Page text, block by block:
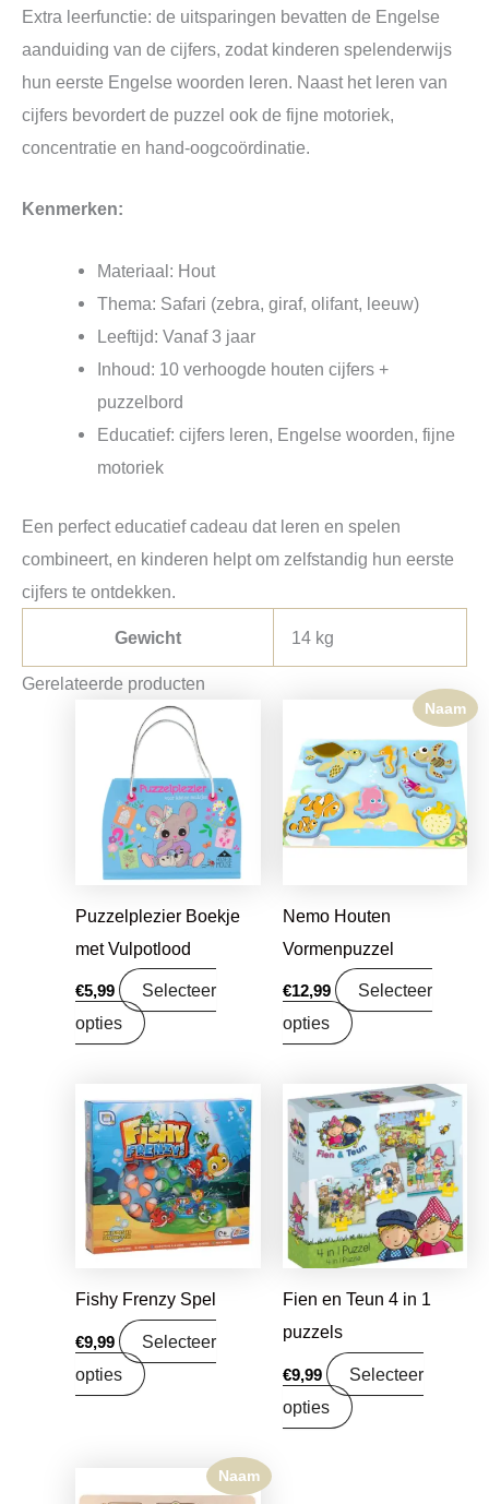
Extra leerfunctie: de uitsparingen bevatten de Engelse
aanduiding van de cijfers, zodat kinderen spelenderwijs
hun eerste Engelse woorden leren. Naast het leren van
cijfers bevordert de puzzel ook de fijne motoriek,
concentratie en hand-oogcoördinatie.
Kenmerken:
Materiaal: Hout
Thema: Safari (zebra, giraf, olifant, leeuw)
Leeftijd: Vanaf 3 jaar
Inhoud: 10 verhoogde houten cijfers +
puzzelbord
Educatief: cijfers leren, Engelse woorden, fijne
motoriek
Een perfect educatief cadeau dat leren en spelen
combineert, en kinderen helpt om zelfstandig hun eerste
cijfers te ontdekken.
Gewicht 14 kg
Gerelateerde producten
Puzzelplezier Boekje
met Vulpotlood
€5,99
Selecteer
opties
Naam
Nemo Houten
Vormenpuzzel
€12,99
Selecteer
opties
Fishy Frenzy Spel
€9,99
Selecteer
opties
Fien en Teun 4 in 1
puzzels
€9,99
Selecteer
opties
Naam